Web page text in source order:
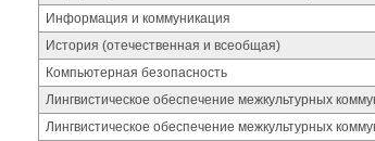
Информация и коммуникация
История (отечественная и всеобщая)
Компьютерная безопасность
Лингвистическое обеспечение межкультурных
Лингвистическое обеспечение межкультурных